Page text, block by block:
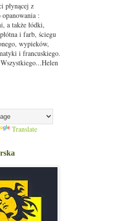
płynącej z
:
a także łódki,
i farb, ściegu
wypieków,
i francuskiego.
Translate